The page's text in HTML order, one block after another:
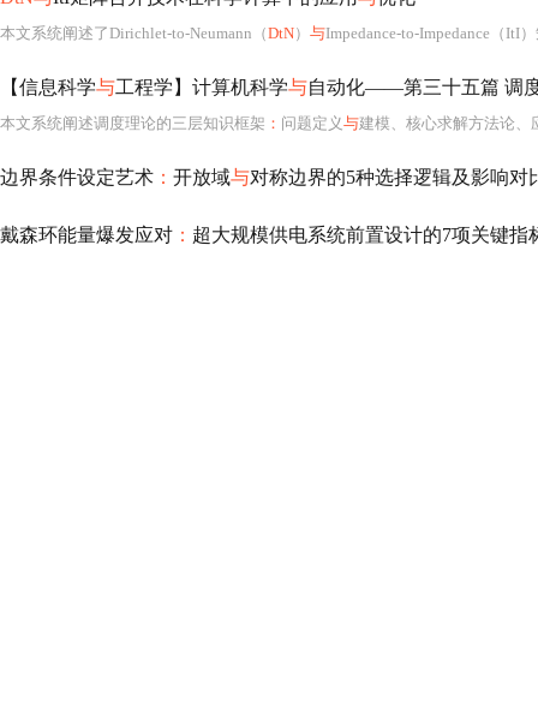
本文系统阐述了Dirichlet-to-Neumann（DtN） 与Impedance-to-Impedance（ItI）矩阵在域分解法中的合并机制，聚焦其在
【信息科学与工程学】计算机科学与自动化——第三十五篇 调度理
本文系统阐述调度理论的三层知识框架 ： 问题定义与建模、核心求解方法论、应用前沿；重点解析主动I/O设备任务设计六原则及并发单元识别；全面
边界条件设定艺术 ： 开放域与对称边界的5种选择逻辑及影响对
戴森环能量爆发应对 ： 超大规模供电系统前置设计的7项关键指